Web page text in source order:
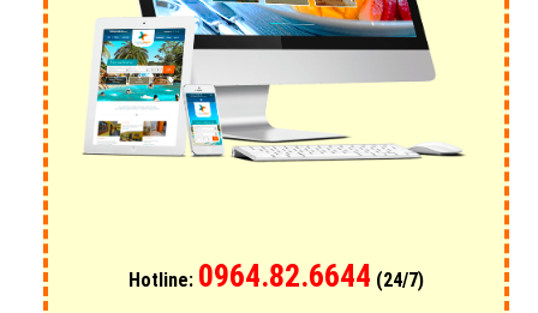
Hotline: 0964.82.6644 (24/7)